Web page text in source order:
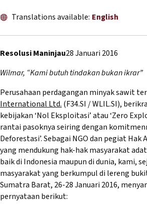
Briefing Papers
Legal Submissions
Declarations
Annual Reports
Translations available: English
Resolusi Maninjau28 Januari 2016
Wilmar, “Kami butuh tindakan bukan ikrar”
Perusahaan perdagangan minyak sawit
International Ltd. (F34.SI / WLIL.SI),
kebijakan ‘Nol Eksploitasi’ atau ‘Zero
rantai pasoknya seiring dengan
Deforestasi’. Sebagai NGO dan pegiat Hak
yang mendukung hak-hak masyarakat
baik di Indonesia maupun di dunia, kami,
masyarakat yang berkumpul di lereng
Sumatra Barat, 26-28 Januari 2016,
pernyataan berikut: